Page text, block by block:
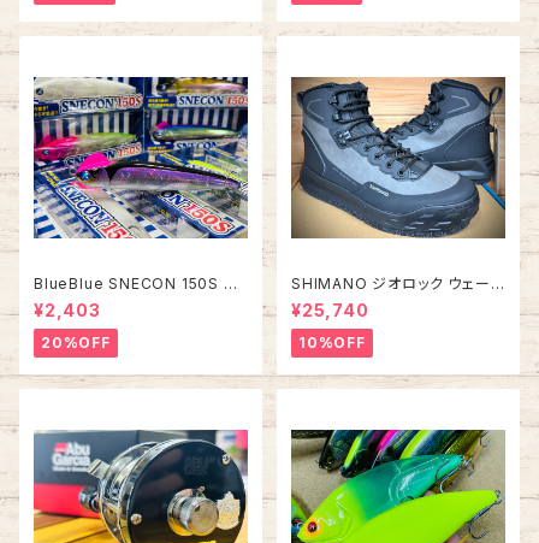
BlueBlue SNECON 150S ス
ネコン 150S
¥2,403
20%OFF
SHIMANO ジオロック ウェーデ
ィングシューズ カットピンフェル
ト FS-284Z【2026年オスス
メ！】
¥25,740
10%OFF